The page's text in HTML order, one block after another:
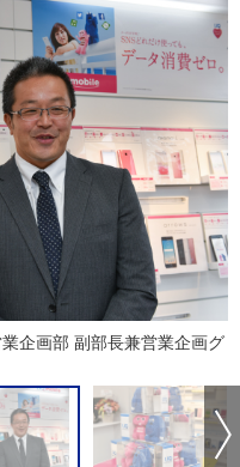
企画部 副部長兼営業企画グ